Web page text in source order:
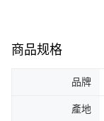
商品规格
品牌
產地